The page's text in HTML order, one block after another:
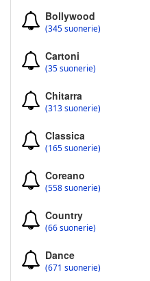
Bollywood
(345 suonerie)
Cartoni
(35 suonerie)
Chitarra
(313 suonerie)
Classica
(165 suonerie)
Coreano
(558 suonerie)
Country
(66 suonerie)
Dance
(671 suonerie)